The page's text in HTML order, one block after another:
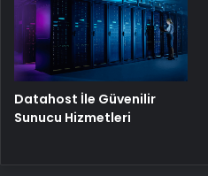
Datahost İle Güvenilir
Sunucu Hizmetleri